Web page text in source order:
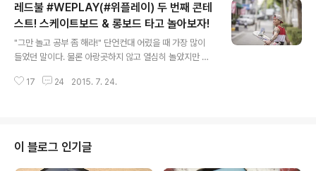
함께 달리는 것이 아니라 전체 구간을 총 15개로 나눠 끊임
없이 경쟁을 펼치며 23일간의 일정을 소화하여야만 한다.
각 팀은 개인전 4명, 듀오로 구성된 3팀으로 나뉜다. 여기
에는 유일한 여성 참가자인 이탈리아 출신의 Paola Gian
니고 도전을 사랑한다!" 그녀는 지구상에서 가장 길고 특이
레드불 #WEPLAY(#위플레이) 두 번째 콘테
스트! 스케이트보드 & 롱보드 타고 놀아보자!
"그만 놀고 공부 좀 해라!" 단언컨대 어렸을 때 가장 많이
들었던 말이다. 물론 아랑곳하지 않고 열심히 놀았지만 말
것도 공부하는 것만큼이나 중요한 시대가 되었다. 최근 SB
청자의 눈과 귀를 사로잡는다. 나아가 레드불, 네이버 TV
캐스트 손을 잡고 이색 콘테스트를 진행하기도 한다. 음악
17 24 2015. 7. 24.
이 블로그 인기글